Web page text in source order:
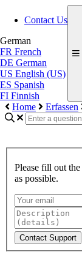
Contact Us
German
FR French
DE German
US English (US)
ES Spanish
FI Finnish
Home
Erfassen
Please fill out
as possible.
Contact Support